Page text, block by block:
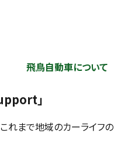
飛鳥自動車について
」
れまで地域のカーライフの